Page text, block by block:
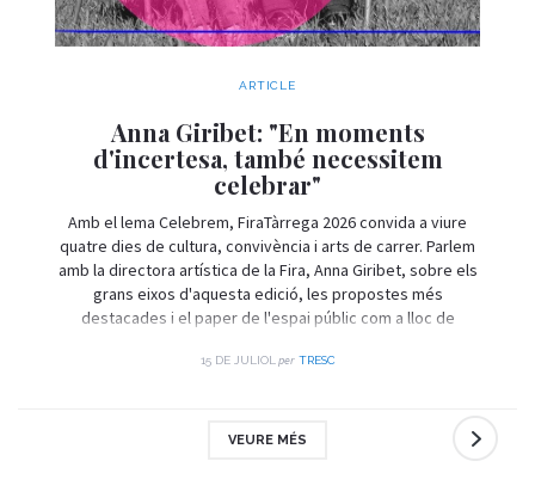
ARTICLE
Anna Giribet: "En moments
d'incertesa, també necessitem
celebrar"
Amb el lema Celebrem, FiraTàrrega 2026 convida a viure
quatre dies de cultura, convivència i arts de carrer. Parlem
amb la directora artística de la Fira, Anna Giribet, sobre els
grans eixos d'aquesta edició, les propostes més
destacades i el paper de l'espai públic com a lloc de
15 DE JULIOL per TRESC
VEURE MÉS